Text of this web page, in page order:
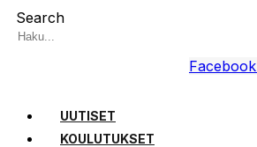
Search
Facebook
UUTISET
KOULUTUKSET